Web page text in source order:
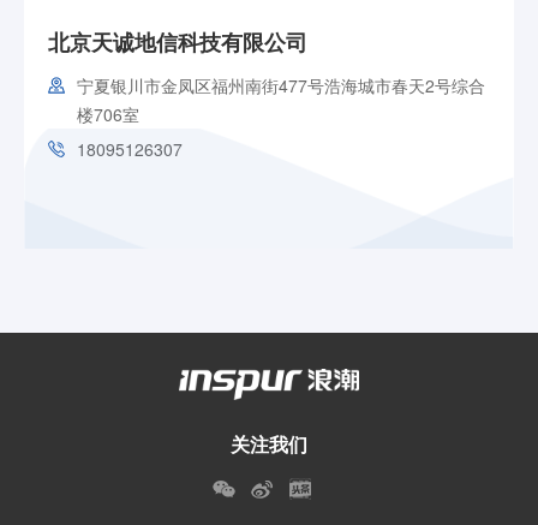
北京天诚地信科技有限公司
宁夏银川市金凤区福州南街477号浩海城市春天2号综合
楼706室
18095126307
关注我们